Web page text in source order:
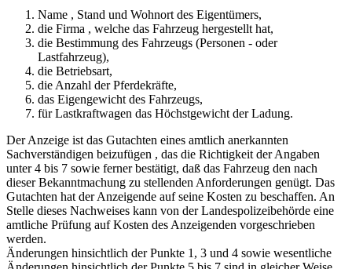
Name , Stand und Wohnort des Eigentümers,
die Firma , welche das Fahrzeug hergestellt hat,
die Bestimmung des Fahrzeugs (Personen - oder
Lastfahrzeug),
die Betriebsart,
die Anzahl der Pferdekräfte,
das Eigengewicht des Fahrzeugs,
für Lastkraftwagen das Höchstgewicht der Ladung.
Der Anzeige ist das Gutachten eines amtlich anerkannten
Sachverständigen beizufügen , das die Richtigkeit der Angaben
unter 4 bis 7 sowie ferner bestätigt, daß das Fahrzeug den nach
dieser Bekanntmachung zu stellenden Anforderungen genügt. Das
Gutachten hat der Anzeigende auf seine Kosten zu beschaffen. An
Stelle dieses Nachweises kann von der Landespolizeibehörde eine
amtliche Prüfung auf Kosten des Anzeigenden vorgeschrieben
werden.
Änderungen hinsichtlich der Punkte 1, 3 und 4 sowie wesentliche